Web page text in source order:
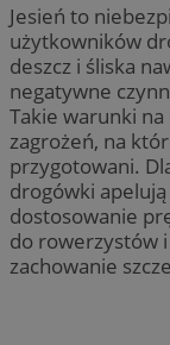
Jesień to
użytkowników
deszcz i śliska
negatywne
Takie warunki
zagrożeń, na
przygotowani.
drogówki
dostosowanie
do rowerzystów
zachowanie